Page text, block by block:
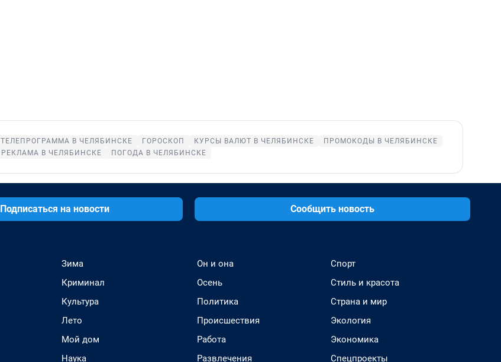
ТЕЛЕПРОГРАММА В ЧЕЛЯБИНСКЕ ГОРОСКОП КУРСЫ ВАЛЮТ В ЧЕЛЯБИНСКЕ
ПРОМОКОДЫ В ЧЕЛЯБИНСКЕ
РЕКЛАМА В ЧЕЛЯБИНСКЕ
ПОГОДА В ЧЕЛЯБИНСКЕ
Подписаться на новости Сообщить новость
Зима
Криминал
Культура
Лето
Мой дом
Наука
Он и она
Осень
Политика
Происшествия
Работа
Развлечения
Спорт
Стиль и красота
Страна и мир
Экология
Экономика
Спецпроекты